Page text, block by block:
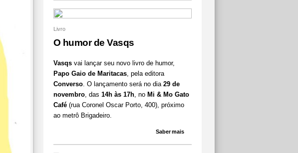
Livro
O humor de Vasqs
Vasqsvai lançar seu novo livro de humor,
Papo Gaio de Maritacas, pela editora
Converso. O lançamento será no dia 29 de
novembro, das 14h às 17h, no Mi & Mo Gato
Café(rua Coronel Oscar Porto, 400), próximo
ao metrô Brigadeiro.
Saber mais